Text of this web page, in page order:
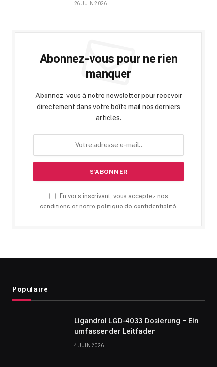
26 JUIN 2026
Abonnez-vous pour ne rien
manquer
Abonnez-vous à notre newsletter pour recevoir
directement dans votre boîte mail nos derniers
articles.
En vous inscrivant, vous acceptez nos
conditions et notre politique de confidentialité.
Populaire
Ligandrol LGD-4033 Dosierung – Ein
umfassender Leitfaden
4 JUIN 2026